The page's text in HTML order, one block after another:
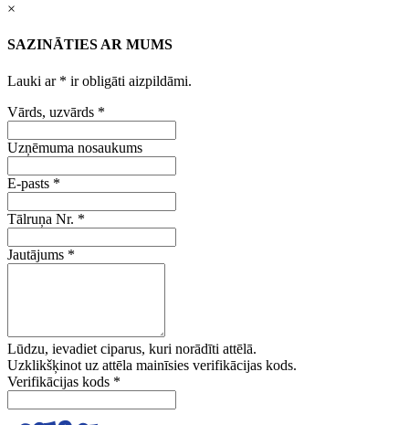
×
SAZINĀTIES AR MUMS
Lauki ar * ir obligāti aizpildāmi.
Vārds, uzvārds *
Uzņēmuma nosaukums
E-pasts *
Tālruņa Nr. *
Jautājums *
Lūdzu, ievadiet ciparus, kuri norādīti attēlā.
Uzklikšķinot uz attēla mainīsies verifikācijas kods.
Verifikācijas kods *